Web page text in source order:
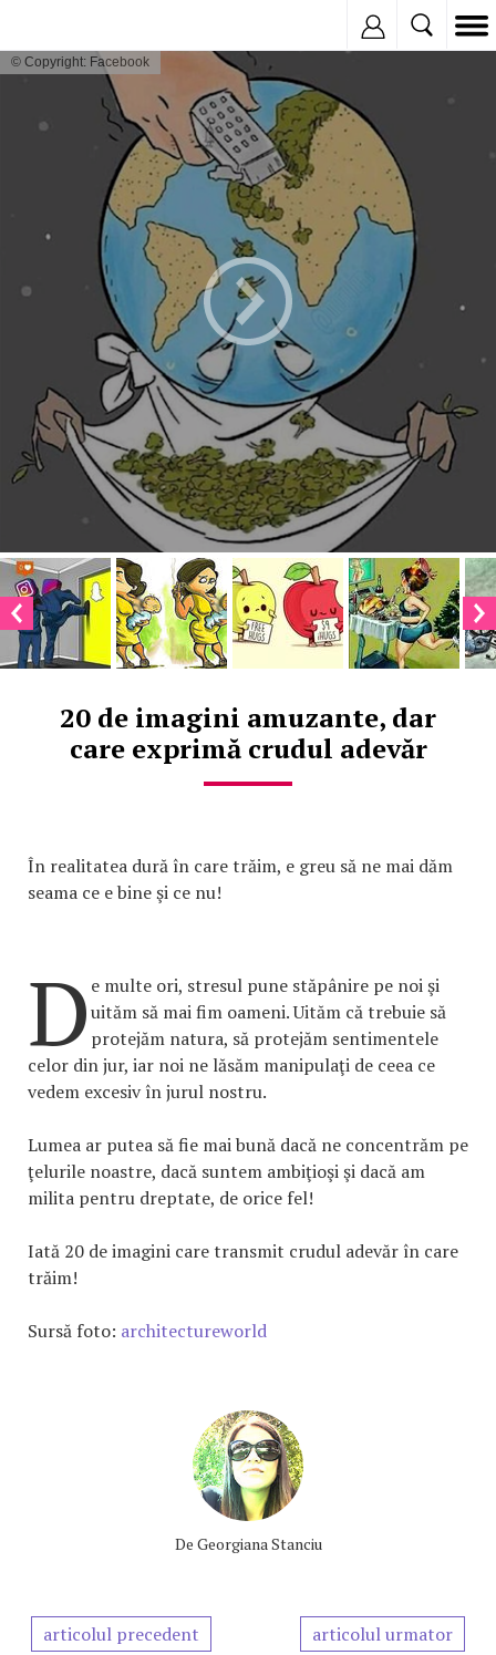
© Copyright: Facebook
20 de imagini amuzante, dar
care exprimă crudul adevăr
În realitatea dură în care trăim, e greu să ne mai dăm
seama ce e bine şi ce nu!
D e multe ori, stresul pune stăpânire pe noi şi
uităm să mai fim oameni. Uităm că trebuie să
protejăm natura, să protejăm sentimentele
celor din jur, iar noi ne lăsăm manipulaţi de ceea ce
vedem excesiv în jurul nostru.
Lumea ar putea să fie mai bună dacă ne concentrăm pe
ţelurile noastre, dacă suntem ambiţioşi şi dacă am
milita pentru dreptate, de orice fel!
Iată 20 de imagini care transmit crudul adevăr în care
trăim!
Sursă foto: architectureworld
De Georgiana Stanciu
articolul precedent articolul urmator